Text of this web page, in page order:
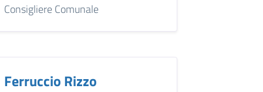
Consigliere Comunale
Ferruccio Rizzo